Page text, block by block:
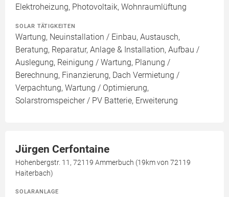
Elektroheizung, Photovoltaik, Wohnraumlüftung
SOLAR TÄTIGKEITEN
Wartung, Neuinstallation / Einbau, Austausch,
Beratung, Reparatur, Anlage & Installation, Aufbau /
Auslegung, Reinigung / Wartung, Planung /
Berechnung, Finanzierung, Dach Vermietung /
Verpachtung, Wartung / Optimierung,
Solarstromspeicher / PV Batterie, Erweiterung
Jürgen Cerfontaine
Hohenbergstr. 11, 72119 Ammerbuch (19km von 72119
Haiterbach)
SOLARANLAGE